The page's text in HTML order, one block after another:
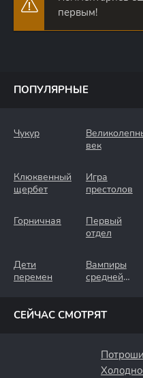
первым!
ПОПУЛЯРНЫЕ
Чукур
век
Клюквенный
щербет
Игра
престолов
Горничная
Первый
отдел
Дети
перемен
Вампиры
средней
СЕЙЧАС СМОТРЯТ